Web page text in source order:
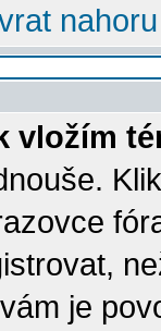
nahoru
vložím
je